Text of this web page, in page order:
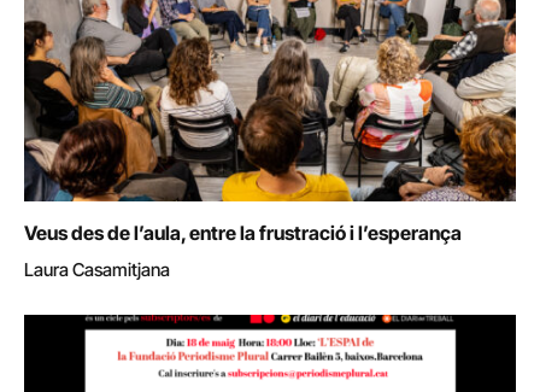
Veus des de l’aula, entre la frustració i l’esperança
Laura Casamitjana